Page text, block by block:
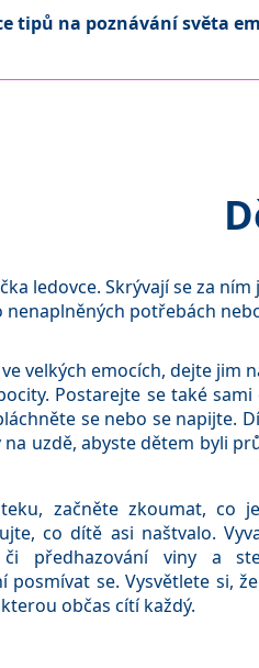
tipů na poznávání světa
ledovce. Skrývají se za
nenaplněných potřebách
velkých emocích, dejte jim
Postarejte se také sami
se nebo se napijte.
uzdě, abyste dětem byli
začněte zkoumat, co
co dítě asi naštvalo.
či předhazování viny a
posmívat se. Vysvětlete si,
občas cítí každý.